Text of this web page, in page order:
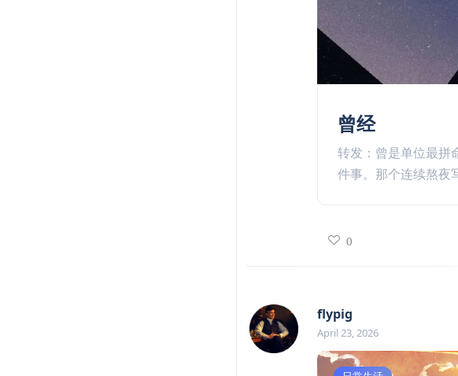
曾经
转发：曾是单位最拼
件事。那个连续熬夜
0
flypig
April 23, 2026